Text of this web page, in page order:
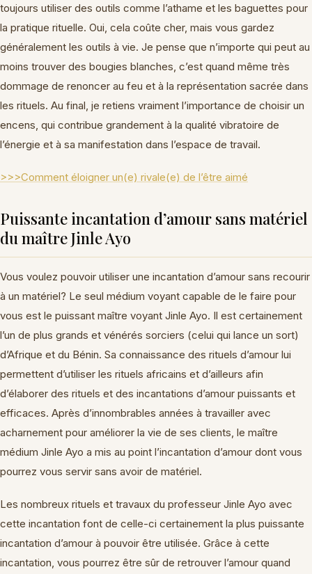
toujours utiliser des outils comme l’athame et les baguettes pour
la pratique rituelle. Oui, cela coûte cher, mais vous gardez
généralement les outils à vie. Je pense que n’importe qui peut au
moins trouver des bougies blanches, c’est quand même très
dommage de renoncer au feu et à la représentation sacrée dans
les rituels. Au final, je retiens vraiment l’importance de choisir un
encens, qui contribue grandement à la qualité vibratoire de
l’énergie et à sa manifestation dans l’espace de travail.
>>>Comment éloigner un(e) rivale(e) de l’être aimé
Puissante incantation d’amour sans matériel
du maître Jinle Ayo
Vous voulez pouvoir utiliser une incantation d’amour sans recourir
à un matériel? Le seul médium voyant capable de le faire pour
vous est le puissant maître voyant Jinle Ayo. Il est certainement
l’un de plus grands et vénérés sorciers (celui qui lance un sort)
d’Afrique et du Bénin. Sa connaissance des rituels d’amour lui
permettent d’utiliser les rituels africains et d’ailleurs afin
d’élaborer des rituels et des incantations d’amour puissants et
efficaces. Après d’innombrables années à travailler avec
acharnement pour améliorer la vie de ses clients, le maître
médium Jinle Ayo a mis au point l’incantation d’amour dont vous
pourrez vous servir sans avoir de matériel.
Les nombreux rituels et travaux du professeur Jinle Ayo avec
cette incantation font de celle-ci certainement la plus puissante
incantation d’amour à pouvoir être utilisée. Grâce à cette
incantation, vous pourrez être sûr de retrouver l’amour quand